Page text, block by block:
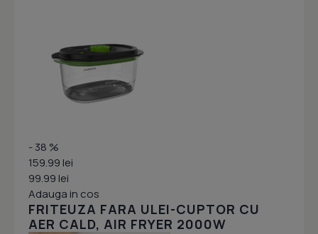
- 38 %
159.99 lei
99.99 lei
Adauga in cos
FRITEUZA FARA ULEI-CUPTOR CU
AER CALD, AIR FRYER 2000W